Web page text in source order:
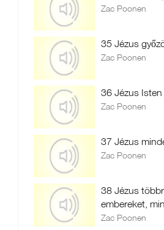
Zac Poonen
35 Jézus
Zac Poonen
36 Jézus
Zac Poonen
37 Jézus
Zac Poonen
38 Jézus
embereket,
Zac Poonen